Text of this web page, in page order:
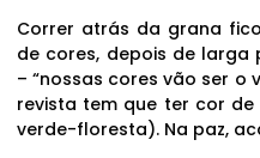
Correr atrás da grana
de cores, depois de larga
– “nossas cores vão ser o
revista tem que ter cor
verde-floresta). Na paz,